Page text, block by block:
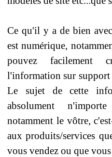
Ce qu'il y a de bien
est numérique,
pouvez facilement
l'information sur support
Le sujet de cette
absolument
notamment le vôtre,
aux produits/services
vous vendez ou que